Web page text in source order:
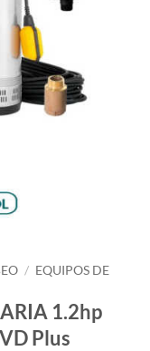
/ EQUIPOS DE
1.2hp
Plus